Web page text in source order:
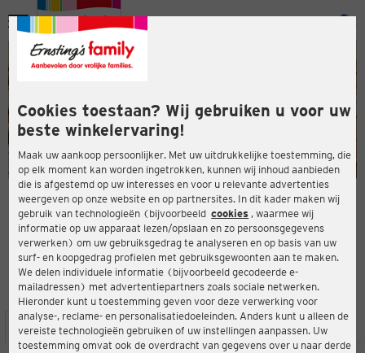
Cookies toestaan? Wij gebruiken u voor uw
beste winkelervaring!
Maak uw aankoop persoonlijker. Met uw uitdrukkelijke toestemming, die
op elk moment kan worden ingetrokken, kunnen wij inhoud aanbieden
die is afgestemd op uw interesses en voor u relevante advertenties
weergeven op onze website en op partnersites. In dit kader maken wij
gebruik van technologieën (bijvoorbeeld cookies , waarmee wij
informatie op uw apparaat lezen/opslaan en zo persoonsgegevens
verwerken) om uw gebruiksgedrag te analyseren en op basis van uw
surf- en koopgedrag profielen met gebruiksgewoonten aan te maken.
We delen individuele informatie (bijvoorbeeld gecodeerde e-
mailadressen) met advertentiepartners zoals sociale netwerken.
Hieronder kunt u toestemming geven voor deze verwerking voor
analyse-, reclame- en personalisatiedoeleinden. Anders kunt u alleen de
vereiste technologieën gebruiken of uw instellingen aanpassen. Uw
toestemming omvat ook de overdracht van gegevens over u naar derde
Menu
ERNSTING'S FAMILY-WINKEL
Kölnstraße 17
53909 Zülpich
4,5
Beoordeling:
LOCATIE SERVICES ASSORTIMENT ACTIES